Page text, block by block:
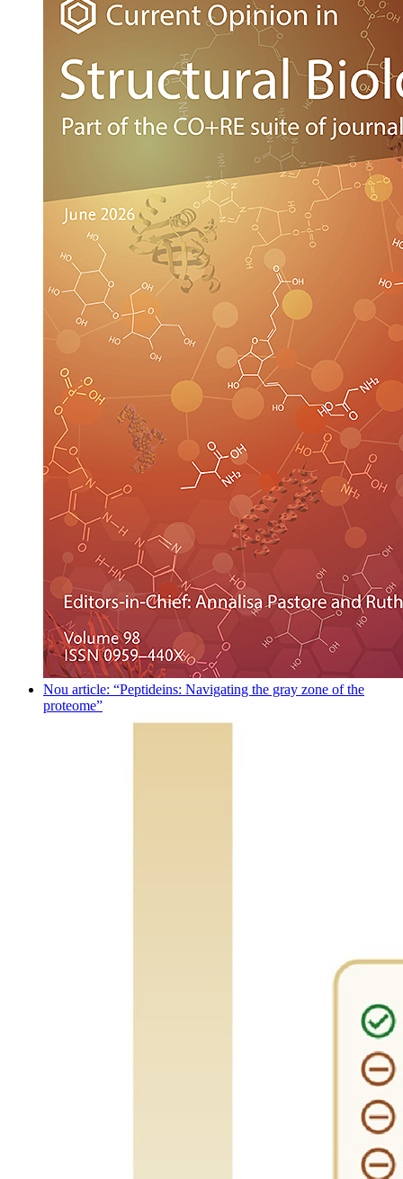
Nou article: “Peptideins: Navigating the gray zone of the
proteome”